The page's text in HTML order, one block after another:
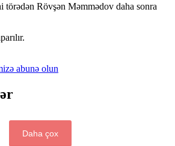
törədən Rövşən Məmmədov daha sonra
abunə olun
Daha çox